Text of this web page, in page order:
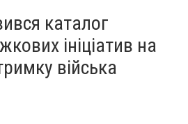
каталог
ініціатив на
війська